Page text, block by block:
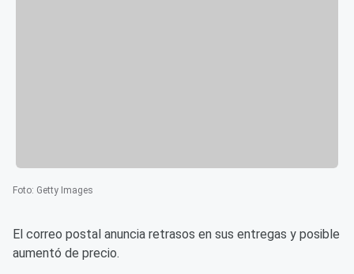
Foto: Getty Images
El correo postal anuncia retrasos en sus entregas y posible
aumentó de precio.